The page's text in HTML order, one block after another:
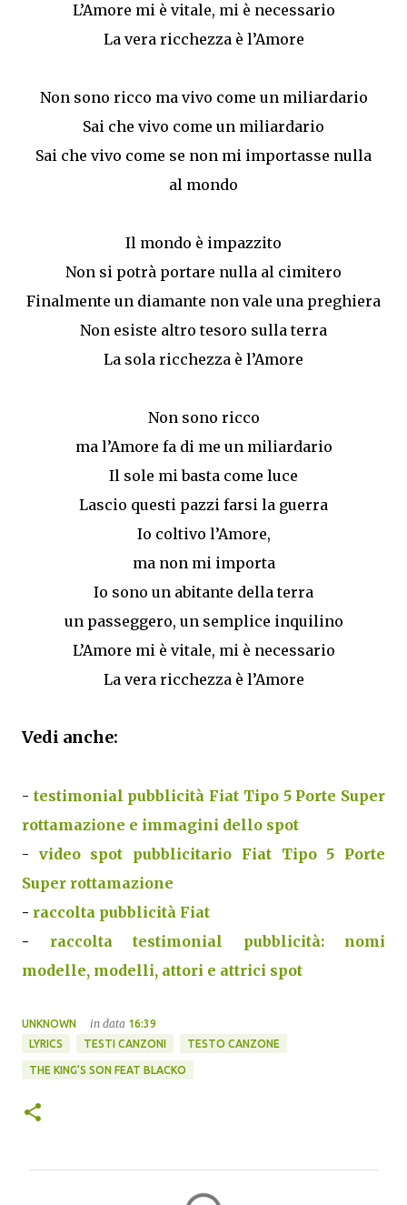
L’Amore mi è vitale, mi è necessario
La vera ricchezza è l’Amore
Non sono ricco ma vivo come un miliardario
Sai che vivo come un miliardario
Sai che vivo come se non mi importasse nulla
al mondo
Il mondo è impazzito
Non si potrà portare nulla al cimitero
Finalmente un diamante non vale una preghiera
Non esiste altro tesoro sulla terra
La sola ricchezza è l’Amore
Non sono ricco
ma l’Amore fa di me un miliardario
Il sole mi basta come luce
Lascio questi pazzi farsi la guerra
Io coltivo l’Amore,
ma non mi importa
Io sono un abitante della terra
un passeggero, un semplice inquilino
L’Amore mi è vitale, mi è necessario
La vera ricchezza è l’Amore
Vedi anche:
- testimonial pubblicità Fiat Tipo 5 Porte Super
rottamazione e immagini dello spot
- video spot pubblicitario Fiat Tipo 5 Porte
Super rottamazione
- raccolta pubblicità Fiat
- raccolta testimonial pubblicità: nomi
modelle, modelli, attori e attrici spot
UNKNOWN in data 16:39
LYRICS
TESTI CANZONI TESTO CANZONE
THE KING’S SON FEAT BLACKO